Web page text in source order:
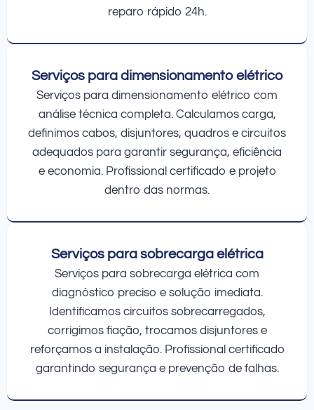
reparo rápido 24h.
Serviços para dimensionamento elétrico
Serviços para dimensionamento elétrico com
análise técnica completa. Calculamos carga,
definimos cabos, disjuntores, quadros e circuitos
adequados para garantir segurança, eficiência
e economia. Profissional certificado e projeto
dentro das normas.
Serviços para sobrecarga elétrica
Serviços para sobrecarga elétrica com
diagnóstico preciso e solução imediata.
Identificamos circuitos sobrecarregados,
corrigimos fiação, trocamos disjuntores e
reforçamos a instalação. Profissional certificado
garantindo segurança e prevenção de falhas.